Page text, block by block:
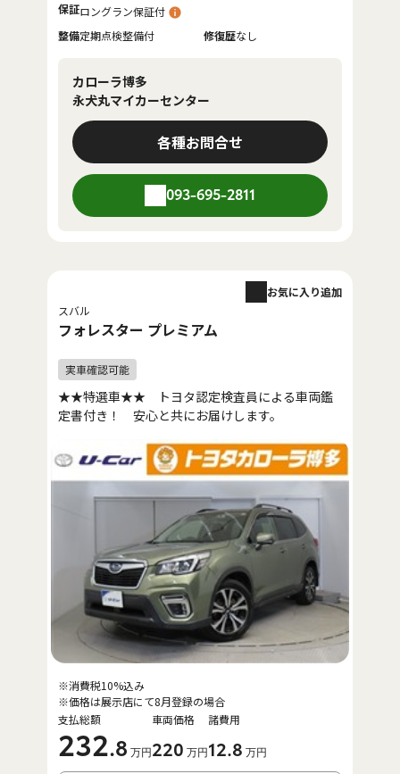
保証ロングラン保証付
整備定期点検整備付 修復歴なし
カローラ博多
永犬丸マイカーセンター
各種お問合せ
093-695-2811
スバル
フォレスター プレミアム
お気に入り追加
★★特選車★★ トヨタ認定検査員による車両鑑
定書付き！ 安心と共にお届けします。
支払総額
232.8 万円
車両価格
220 万円
諸費用
12.8 万円
※消費税10%込み
※価格は展示店にて8月登録の場合